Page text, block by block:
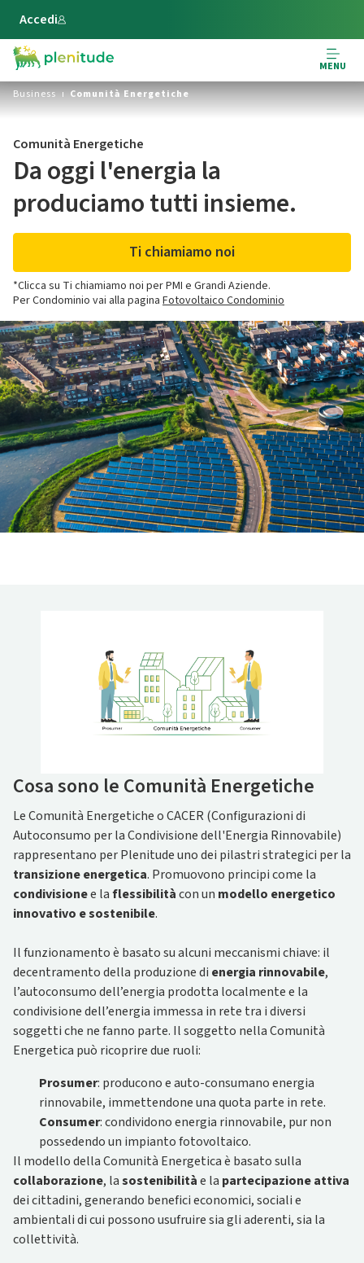
Vai al contenuto principale
Accedi
MENU
Business
Comunità Energetiche
Comunità Energetiche
Da oggi l'energia la
produciamo tutti insieme.
Ti chiamiamo noi
*Clicca su Ti chiamiamo noi per PMI e Grandi Aziende.
Per Condominio vai alla pagina Fotovoltaico Condominio
Cosa sono le Comunità Energetiche
Le Comunità Energetiche o CACER (Configurazioni di
Autoconsumo per la Condivisione dell'Energia Rinnovabile)
rappresentano per Plenitude uno dei pilastri strategici per la
transizione energetica. Promuovono principi come la
condivisionee laflessibilitàcon un modello energetico
innovativo e sostenibile.
Il funzionamento è basato su alcuni meccanismi chiave: il
decentramento della produzione di energia rinnovabile,
l’autoconsumo dell’energia prodotta localmente e la
condivisione dell’energia immessa in rete tra i diversi
soggetti che ne fanno parte. Il soggetto nella Comunità
Energetica può ricoprire due ruoli:
Prosumer: producono e auto-consumano energia
rinnovabile, immettendone una quota parte in rete.
Consumer: condividono energia rinnovabile, pur non
possedendo un impianto fotovoltaico.
Il modello della Comunità Energetica è basato sulla
collaborazione, lasostenibilitàe la partecipazione attiva
dei cittadini, generando benefici economici, sociali e
ambientali di cui possono usufruire sia gli aderenti, sia la
collettività.